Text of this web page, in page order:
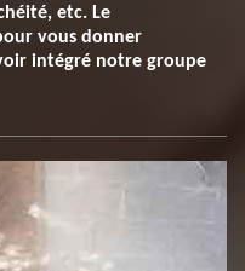
etc. Le
vous donner
intégré notre groupe